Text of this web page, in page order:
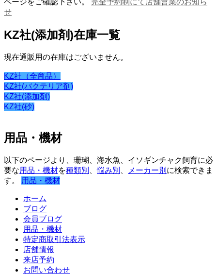
せ
KZ社(添加剤)在庫一覧
現在通販用の在庫はございません。
KZ社（全商品）
KZ社(バクテリア剤)
KZ社(添加剤)
KZ社(砂)
用品・機材
以下のページより、珊瑚、海水魚、イソギンチャク飼育に必
要な用品・機材を種類別 、悩み別 メーカー別 に検索できま
す。
用品・機材
ホーム
ブログ
会員ブログ
用品・機材
特定商取引法表示
店舗情報
来店予約
お問い合わせ